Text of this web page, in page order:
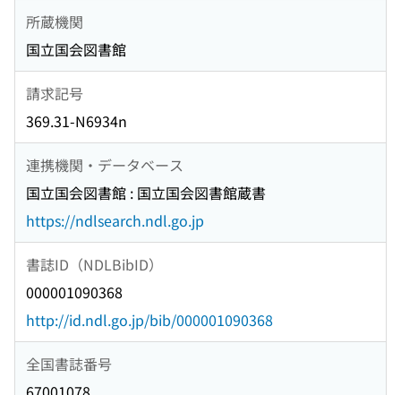
所蔵機関
国立国会図書館
請求記号
369.31-N6934n
連携機関・データベース
国立国会図書館 : 国立国会図書館蔵書
https://ndlsearch.ndl.go.jp
書誌ID（NDLBibID）
000001090368
http://id.ndl.go.jp/bib/000001090368
全国書誌番号